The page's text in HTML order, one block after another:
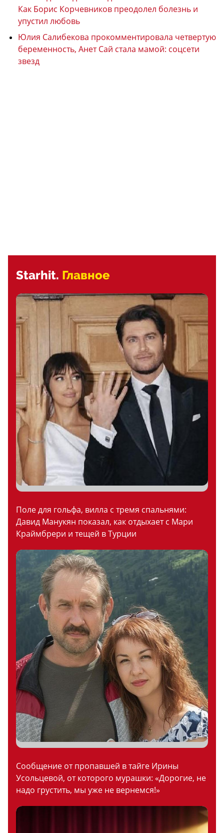
Как Борис Корчевников преодолел болезнь и
упустил любовь
Юлия Салибекова прокомментировала четвертую
беременность, Анет Сай стала мамой: соцсети
звезд
Starhit. Главное
Поле для гольфа, вилла с тремя спальнями:
Давид Манукян показал, как отдыхает с Мари
Краймбрери и тещей в Турции
Сообщение от пропавшей в тайге Ирины
Усольцевой, от которого мурашки: «Дорогие, не
надо грустить, мы уже не вернемся!»